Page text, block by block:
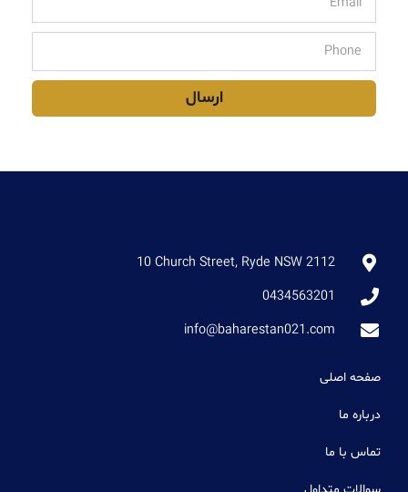
ارسال
10 Church Street, Ryde NSW 2112
0434563201
info@baharestan021.com
صفحه اصلی
درباره ما
تماس با ما